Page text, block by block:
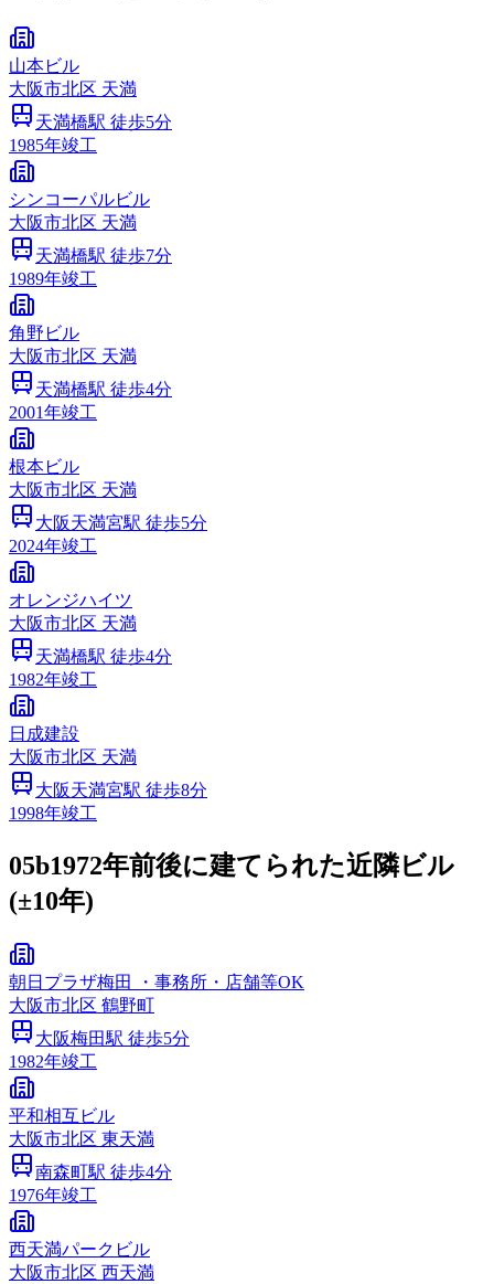
山本ビル
大阪市北区 天満
天満橋駅 徒歩5分
1985年竣工
シンコーパルビル
大阪市北区 天満
天満橋駅 徒歩7分
1989年竣工
角野ビル
大阪市北区 天満
天満橋駅 徒歩4分
2001年竣工
根本ビル
大阪市北区 天満
大阪天満宮駅 徒歩5分
2024年竣工
オレンジハイツ
大阪市北区 天満
天満橋駅 徒歩4分
1982年竣工
日成建設
大阪市北区 天満
大阪天満宮駅 徒歩8分
1998年竣工
05b1972年前後に建てられた近隣ビル
(±10年)
朝日プラザ梅田 ・事務所・店舗等OK
大阪市北区 鶴野町
大阪梅田駅 徒歩5分
1982年竣工
平和相互ビル
大阪市北区 東天満
南森町駅 徒歩4分
1976年竣工
西天満パークビル
大阪市北区 西天満